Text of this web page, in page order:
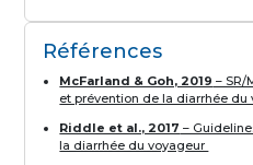
Références
McFarland & Goh, 2019 – SR/
et prévention de la diarrhée du
Riddle et al., 2017 –
la diarrhée du voyageur